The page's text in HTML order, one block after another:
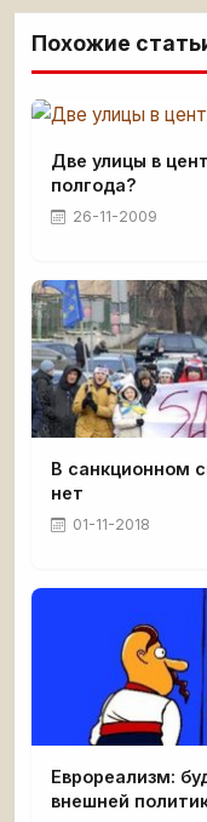
Похожие
Две улицы в
полгода?
26-11-2009
В санкционном
нет
01-11-2018
Еврореализм:
внешней